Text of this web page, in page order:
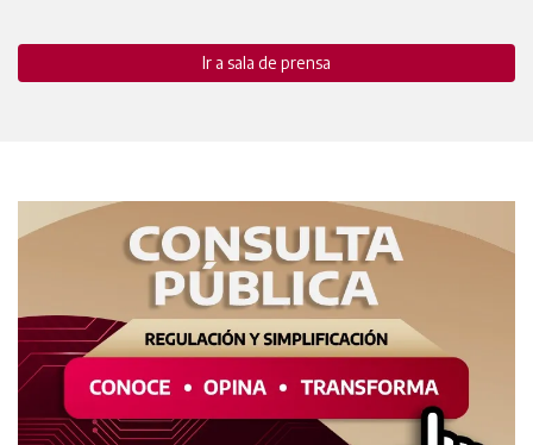
Ir a sala de prensa